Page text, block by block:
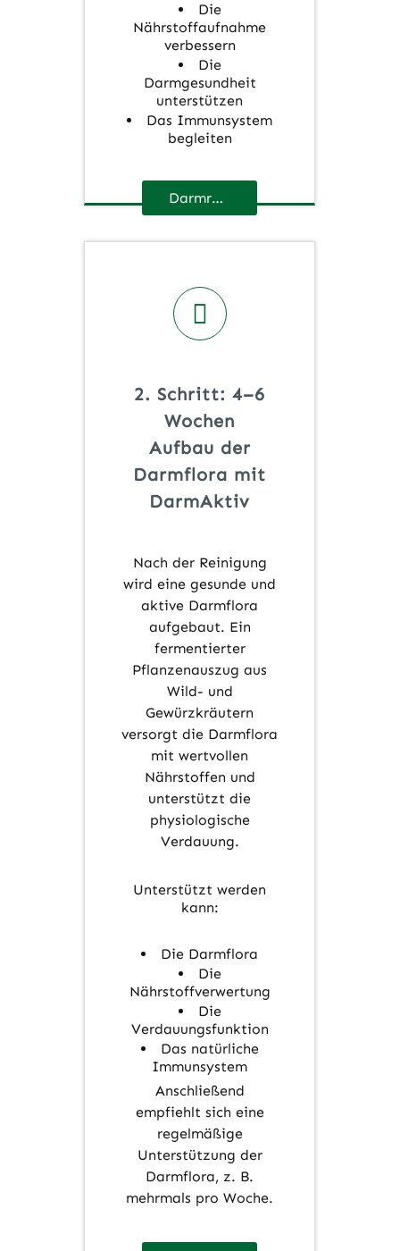
Die
Nährstoffaufnahme
verbessern
Die
Darmgesundheit
unterstützen
Das Immunsystem
begleiten
Darmreinigung
2. Schritt: 4–6
Wochen
Aufbau der
Darmflora mit
DarmAktiv
Nach der Reinigung
wird eine gesunde und
aktive Darmflora
aufgebaut. Ein
fermentierter
Pflanzenauszug aus
Wild- und
Gewürzkräutern
versorgt die Darmflora
mit wertvollen
Nährstoffen und
unterstützt die
physiologische
Verdauung.
Unterstützt werden
kann:
Die Darmflora
Die
Nährstoffverwertung
Die
Verdauungsfunktion
Das natürliche
Immunsystem
Anschließend
empfiehlt sich eine
regelmäßige
Unterstützung der
Darmflora, z. B.
mehrmals pro Woche.